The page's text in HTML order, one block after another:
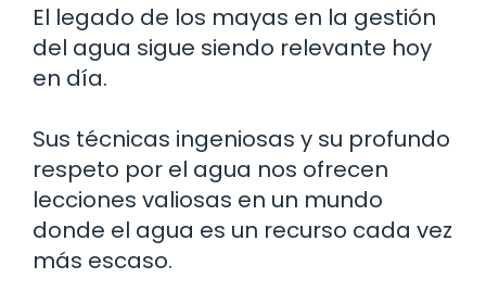
El legado de los mayas en la gestión
del agua sigue siendo relevante hoy
en día.
Sus técnicas ingeniosas y su profundo
respeto por el agua nos ofrecen
lecciones valiosas en un mundo
donde el agua es un recurso cada vez
más escaso.